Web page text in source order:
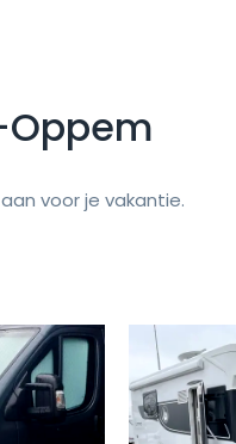
voor je vakantie.